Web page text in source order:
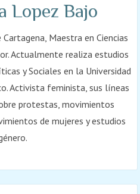
Lopez Bajo
Maestra en Ciencias
Actualmente realiza estudios
y Sociales en la Universidad
Activista feminista, sus líneas
protestas, movimientos
de mujeres y estudios